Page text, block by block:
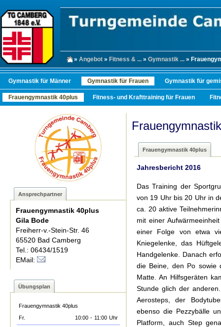
» Angebot » Fitness & ... » Gymnastik ... »
Gymnastik für Männer Gymnastik für Frauen Gymnastik für
Frauengymnastik 40plus Fitness- und Krafttraining für Frauen
Ansprechpartner
Frauengymnastik 40plus
Gila Bode
Freiherr-v.-Stein-Str. 46
65520 Bad Camberg
Tel.: 06434/1519
EMail:
Übungsplan
Frauengymnastik 40plus
Fr.
10:00 - 11:00 Uhr
Frauengymnastik 40plus
Jahresbericht 2016
Das Training der
von 19 Uhr bis 20 Uhr in
ca. 20 aktive
mit einer
einer Folge von etwa
Kniegelenke, das
Handgelenke. Danach
die Beine, den Po sowie
Matte. An Hilfsgeräten
Stunde glich der
Aerosteps, der
ebenso die Pezzybälle
Platform, auch Step